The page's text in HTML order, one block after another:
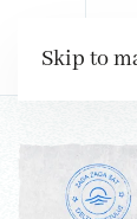
Skip to